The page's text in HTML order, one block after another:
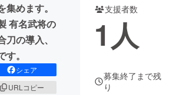
Social Good
CAMPFIRE Creation
るさと納税machi-ya コミュニティ
めます。
有名武将の
の導入、
。
シェア
URLコピー
支援者数
1人
募集終了まで残
り